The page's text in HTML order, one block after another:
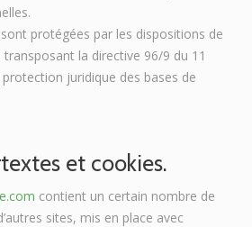
protégées par les dispositions de
la directive 96/9 du 11
juridique des bases de
et cookies.
contient un certain nombre de
sites, mis en place avec